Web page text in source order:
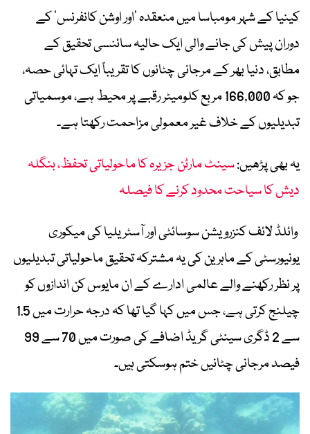
کینیا کے شہر مومباسا میں منعقدہ ‘اور اوشن کانفرنس’ کے
دوران پیش کی جانے والی ایک حالیہ سائنسی تحقیق کے
مطابق، دنیا بھر کے مرجانی چٹانوں کا تقریباً ایک تہائی حصہ،
جو کہ 166,000 مربع کلومیٹر رقبے پر محیط ہے، موسمیاتی
تبدیلیوں کے خلاف غیر معمولی مزاحمت رکھتا ہے۔
یہ بھی پڑھیں:سینٹ مارٹن جزیرہ کا ماحولیاتی تحفظ، بنگلہ
دیش کا سیاحت محدود کرنے کا فیصلہ
وائلڈ لائف کنزرویشن سوسائٹی اور آسٹریلیا کی میکوری
یونیورسٹی کے ماہرین کی یہ مشترکہ تحقیق ماحولیاتی تبدیلیوں
پر نظر رکھنے والے عالمی ادارے کے ان مایوس کن اندازوں کو
چیلنج کرتی ہے، جس میں کہا گیا تھا کہ درجہ حرارت میں 1.5
سے 2 ڈگری سینٹی گریڈ اضافے کی صورت میں 70 سے 99
فیصد مرجانی چٹانیں ختم ہوسکتی ہیں۔